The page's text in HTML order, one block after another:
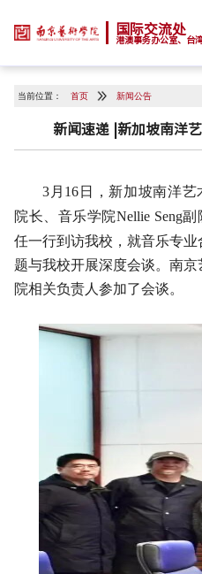
国际交流处
港澳事务办公室、台
当前位置： 首页 新闻公告
新闻速递 |新加坡南洋
3 月 16 日，新加坡南洋
院长、音乐学院Nellie Seng副
任一行到访我校，就音乐专
题与我校开展深度会谈。南
院相关负责人参加了会谈。